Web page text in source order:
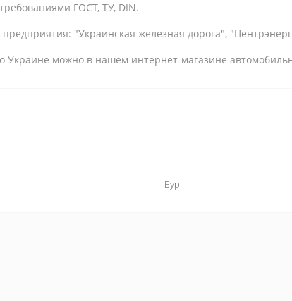
ГОСТ, ТУ, DIN.
"Украинская железная дорога",
Украине можно в нашем интернет-магазине
Бур